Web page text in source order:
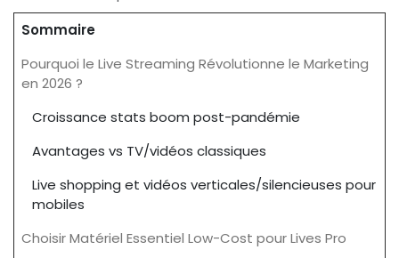
Sommaire
Pourquoi le Live Streaming Révolutionne le Marketing
en 2026 ?
Croissance stats boom post-pandémie
Avantages vs TV/vidéos classiques
Live shopping et vidéos verticales/silencieuses pour
mobiles
Choisir Matériel Essentiel Low-Cost pour Lives Pro